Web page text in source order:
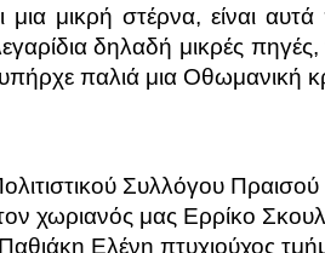
μια μικρή στέρνα, είναι
δηλαδή μικρές
παλιά μια Οθωμανική
Συλλόγου Πραισού
χωριανός μας Ερρίκο
Παθιάκη Ελένη πτυχιούχος